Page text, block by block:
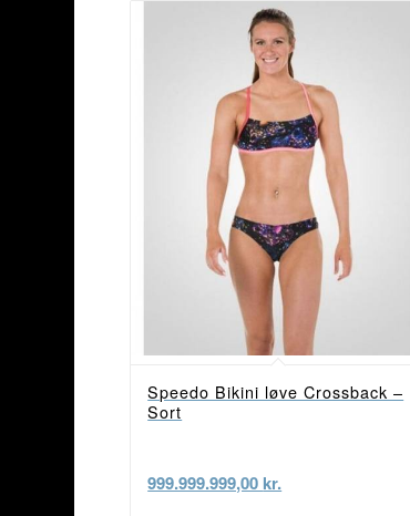
Speedo Bikini løve Crossback –
Sort
999.999.999,00 kr.